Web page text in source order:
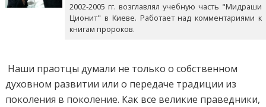
2002-2005 гг. возглавлял учебную часть "Мидраши
Ционит" в Киеве. Работает над комментариями к
книгам пророков.
Наши праотцы думали не только о собственном
духовном развитии или о передаче традиции из
поколения в поколение. Как все великие праведники,